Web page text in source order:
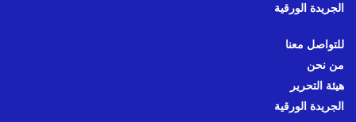
الجريدة الورقية
للتواصل معنا
من نحن
هيئة التحرير
الجريدة الورقية